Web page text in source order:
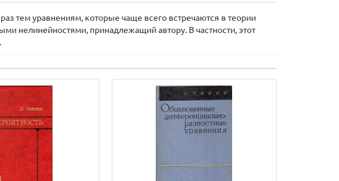
тем уравнениям, которые чаще всего встречаются в теории
нелинейностями, принадлежащий автору. В частности, этот